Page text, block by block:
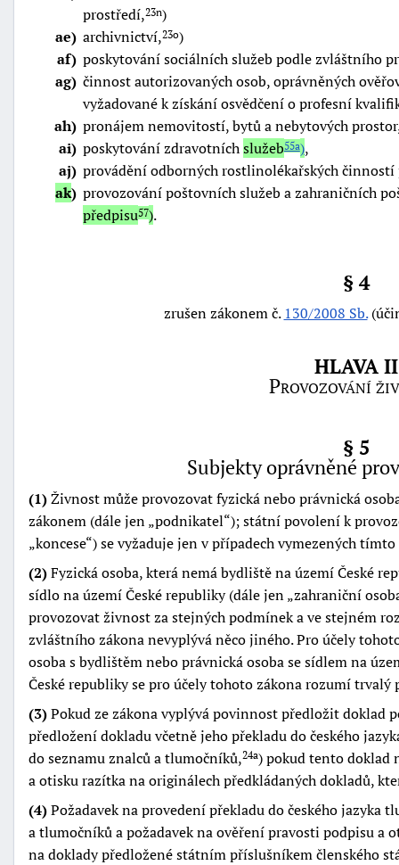
prostředí,23n)
ae archivnictví,23o)
af poskytování sociálních služeb podle zvláštního
ag činnost autorizovaných osob, oprávněných
vyžadované k získání osvědčení o profesní
ah pronájem nemovitostí, bytů a nebytových
ai poskytování zdravotníchslužeb55a),
aj provádění odborných rostlinolékařských
ak provozování poštovních služeb a zahraničních
předpisu57).
§ 4
zrušen zákonem č. 130/2008 Sb.
HLAVA II
Provozování
§ 5
Subjekty oprávněné
(1)Živnost může provozovat fyzická nebo právnická
zákonem (dále jen podnikatel ); státní povolení k
koncese ) se vyžaduje jen v případech vymezených
(2)Fyzická osoba, která nemá bydliště na území České
sídlo na území České republiky (dále jen zahraniční
provozovat živnost za stejných podmínek a ve stejném
zvláštního zákona nevyplývá něco jiného. Pro účely
osoba s bydlištěm nebo právnická osoba se sídlem na
České republiky se pro účely tohoto zákona rozumí
(3)Pokud ze zákona vyplývá povinnost předložit doklad
předložení dokladu včetně jeho překladu do českého
do seznamu znalců a tlumočníků,24a) pokud tento doklad
a otisku razítka na originálech předkládaných dokladů,
(4)Požadavek na provedení překladu do českého jazyka
a tlumočníků a požadavek na ověření pravosti podpisu a
na doklady předložené státním příslušníkem členského